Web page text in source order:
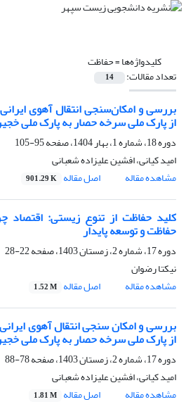
کلیدواژه‌ها =حفاظت
تعداد مقالات: 14
از پارک ملی سرخه‌ حصار به پارک ملی
دوره 18، شماره 1، بهار 1404، صفحه
95-105
امید کیانی، افشین علیزاده شعبانی
مشاهده مقاله
اصل مقاله 901.29 K
کلید حفاظت از تنوع زیستی: اقتصاد
حفاظت و توسعه پایدار
دوره 17، شماره 2، زمستان 1403، صفحه
22-28
نیکتا رضوان
مشاهده مقاله
اصل مقاله 1.52 M
از پارک ملی سرخه‌ حصار به پارک ملی
دوره 17، شماره 2، زمستان 1403، صفحه
78-88
امید کیانی، افشین علیزاده شعبانی
مشاهده مقاله
اصل مقاله 1.81 M